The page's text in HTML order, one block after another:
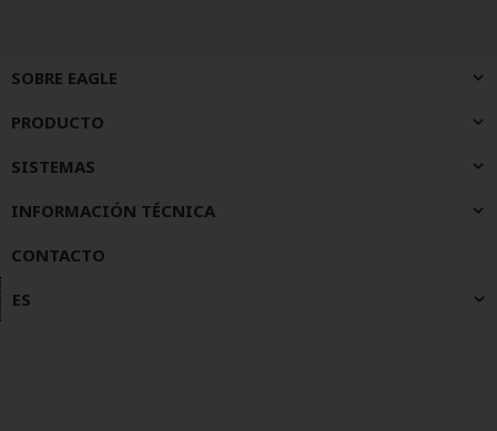
SOBRE EAGLE
PRODUCTO
SISTEMAS
INFORMACIÓN TÉCNICA
CONTACTO
ES